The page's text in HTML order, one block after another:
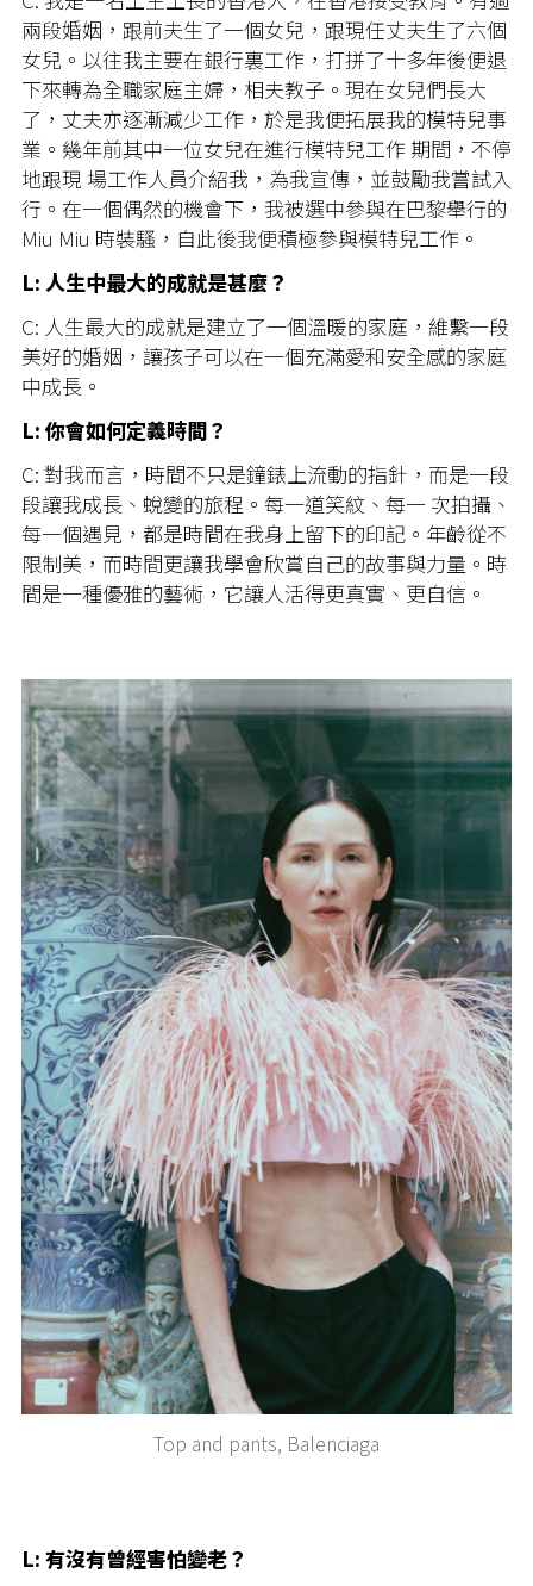
兩段婚姻，跟前夫生了一個女兒，跟現任丈夫生了六個
女兒。以往我主要在銀行裏工作，打拼了十多年後便退
下來轉為全職家庭主婦，相夫教子。現在女兒們長大
了，丈夫亦逐漸減少工作，於是我便拓展我的模特兒事
業。幾年前其中一位女兒在進行模特兒工作 期間，不停
地跟現 場工作人員介紹我，為我宣傳，並鼓勵我嘗試入
行。在一個偶然的機會下，我被選中參與在巴黎舉行的
Miu Miu 時裝騷，自此後我便積極參與模特兒工作。
L: 人生中最大的成就是甚麼？
C: 人生最大的成就是建立了一個溫暖的家庭，維繫一段
美好的婚姻，讓孩子可以在一個充滿愛和安全感的家庭
中成長。
L: 你會如何定義時間？
C: 對我而言，時間不只是鐘錶上流動的指針，而是一段
段讓我成長、蛻變的旅程。每一道笑紋、每一 次拍攝、
每一個遇見，都是時間在我身上留下的印記。年齡從不
限制美，而時間更讓我學會欣賞自己的故事與力量。時
間是一種優雅的藝術，它讓人活得更真實、更自信。
Top and pants, Balenciaga
L: 有沒有曾經害怕變老？